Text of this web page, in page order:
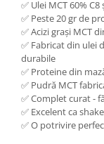
✅ Ulei MCT 60% C8
✅ Peste 20 gr de
✅ Acizi grași MCT
✅ Fabricat din ulei
durabile
✅ Proteine din
✅ Pudră MCT
✅ Complet curat -
✅ Excelent ca
✅ O potrivire